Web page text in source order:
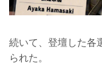
続いて、登壇した各
られた。